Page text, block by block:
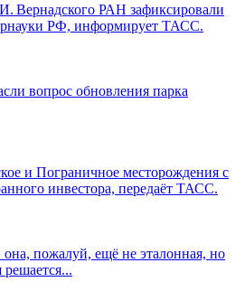
Вернадского РАН зафиксировали
РФ, информирует ТАСС.
вопрос обновления парка
и Пограничное месторождения с
инвестора, передаёт ТАСС.
пожалуй, ещё не эталонная, но